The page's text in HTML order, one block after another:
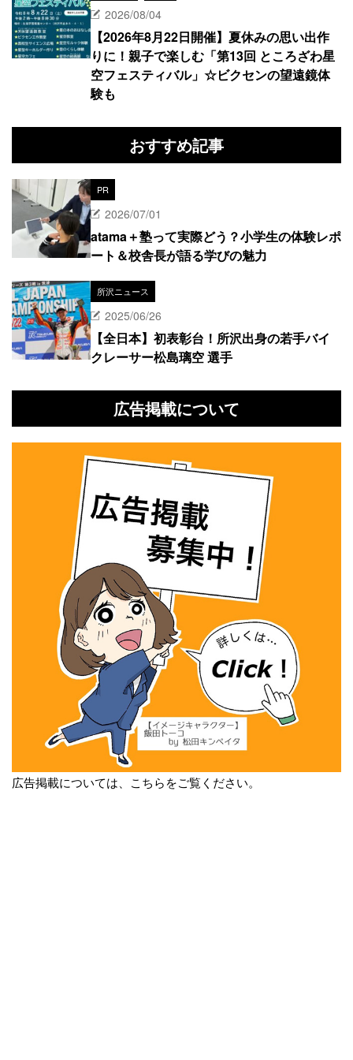
2026/08/04
【2026年8月22日開催】夏休みの思い出作
りに！親子で楽しむ「第13回 ところざわ星
空フェスティバル」☆ビクセンの望遠鏡体
験も
おすすめ記事
PR
2026/07/01
atama＋塾って実際どう？小学生の体験レポ
ート＆校舎長が語る学びの魅力
所沢ニュース
2025/06/26
【全日本】初表彰台！所沢出身の若手バイ
クレーサー松島璃空 選手
広告掲載について
広告掲載については、こちらをご覧ください。